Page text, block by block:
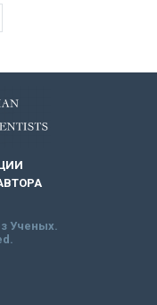
Ученых.